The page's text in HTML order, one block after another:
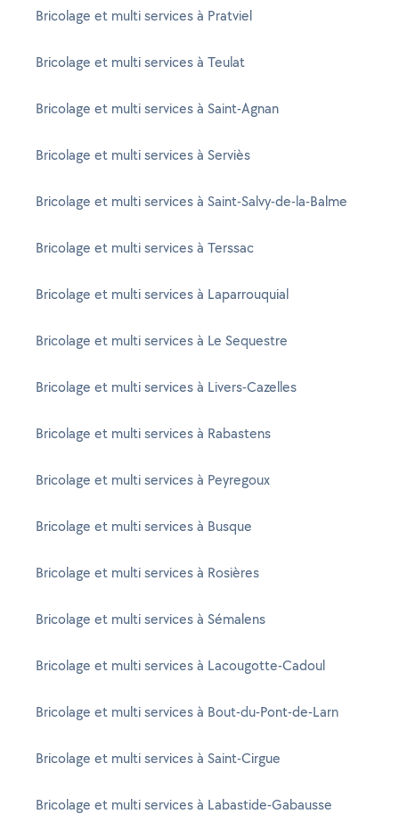
Bricolage et multi services à Pratviel
Bricolage et multi services à Teulat
Bricolage et multi services à Saint-Agnan
Bricolage et multi services à Serviès
Bricolage et multi services à Saint-Salvy-de-la-Balme
Bricolage et multi services à Terssac
Bricolage et multi services à Laparrouquial
Bricolage et multi services à Le Sequestre
Bricolage et multi services à Livers-Cazelles
Bricolage et multi services à Rabastens
Bricolage et multi services à Peyregoux
Bricolage et multi services à Busque
Bricolage et multi services à Rosières
Bricolage et multi services à Sémalens
Bricolage et multi services à Lacougotte-Cadoul
Bricolage et multi services à Bout-du-Pont-de-Larn
Bricolage et multi services à Saint-Cirgue
Bricolage et multi services à Labastide-Gabausse